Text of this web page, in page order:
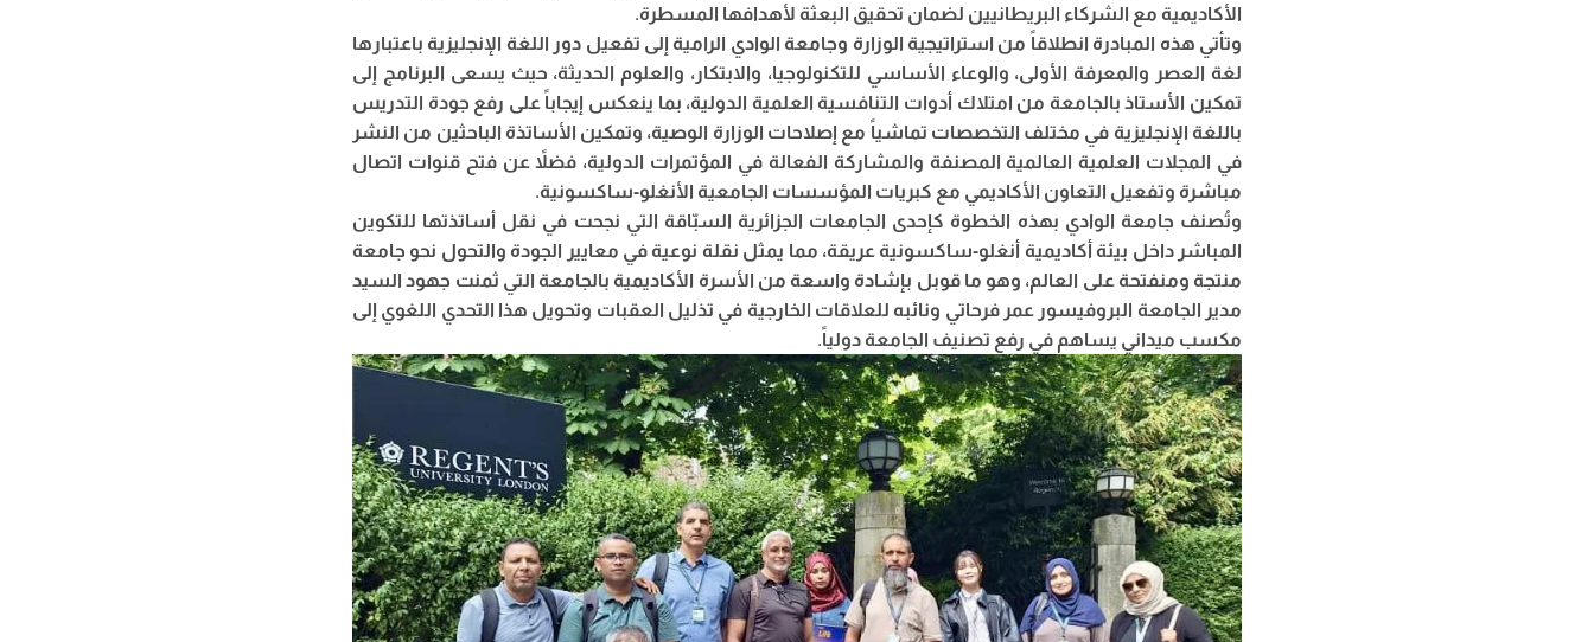
الأكاديمية مع الشركاء البريطانيين لضمان تحقيق البعثة لأهدافها المسطرة.
وتأتي هذه المبادرة انطلاقاً من استراتيجية الوزارة وجامعة الوادي الرامية إلى تفعيل دور اللغة الإنجليزية باعتبارها
لغة العصر والمعرفة الأولى، والوعاء الأساسي للتكنولوجيا، والابتكار، والعلوم الحديثة، حيث يسعى البرنامج إلى
تمكين الأستاذ بالجامعة من امتلاك أدوات التنافسية العلمية الدولية، بما ينعكس إيجاباً على رفع جودة التدريس
باللغة الإنجليزية في مختلف التخصصات تماشياً مع إصلاحات الوزارة الوصية، وتمكين الأساتذة الباحثين من النشر
في المجلات العلمية العالمية المصنفة والمشاركة الفعالة في المؤتمرات الدولية، فضلاً عن فتح قنوات اتصال
مباشرة وتفعيل التعاون الأكاديمي مع كبريات المؤسسات الجامعية الأنغلو-ساكسونية.
وتُصنف جامعة الوادي بهذه الخطوة كإحدى الجامعات الجزائرية السبّاقة التي نجحت في نقل أساتذتها للتكوين
المباشر داخل بيئة أكاديمية أنغلو-ساكسونية عريقة، مما يمثل نقلة نوعية في معايير الجودة والتحول نحو جامعة
منتجة ومنفتحة على العالم، وهو ما قوبل بإشادة واسعة من الأسرة الأكاديمية بالجامعة التي ثمنت جهود السيد
مدير الجامعة البروفيسور عمر فرحاتي ونائبه للعلاقات الخارجية في تذليل العقبات وتحويل هذا التحدي اللغوي إلى
مكسب ميداني يساهم في رفع تصنيف الجامعة دولياً.